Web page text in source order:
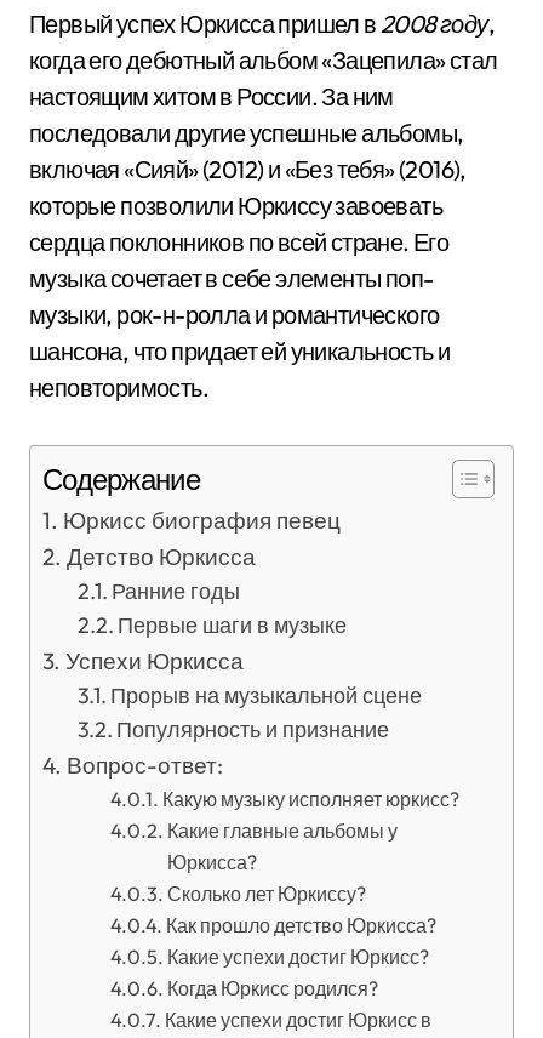
Первый успех Юркисса пришел в2008 году,
когда его дебютный альбом «Зацепила» стал
настоящим хитом в России. За ним
последовали другие успешные альбомы,
включая «Сияй» (2012) и «Без тебя» (2016),
которые позволили Юркиссу завоевать
сердца поклонников по всей стране. Его
музыка сочетает в себе элементы поп-
музыки, рок-н-ролла и романтического
шансона, что придает ей уникальность и
неповторимость.
Содержание
Юркисс биография певец
Детство Юркисса
Ранние годы
Первые шаги в музыке
Успехи Юркисса
Прорыв на музыкальной сцене
Популярность и признание
Вопрос-ответ:
Какую музыку исполняет юркисс?
Какие главные альбомы у
Юркисса?
Сколько лет Юркиссу?
Как прошло детство Юркисса?
Какие успехи достиг Юркисс?
Когда Юркисс родился?
Какие успехи достиг Юркисс в